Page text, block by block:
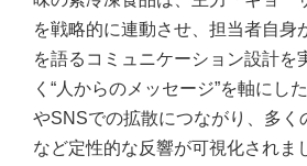
を戦略的に連動させ、担当者自身
を語るコミュニケーション設計を
く“人からのメッセージ”を軸にし
やSNSでの拡散につながり、多く
など定性的な反響が可視化されま